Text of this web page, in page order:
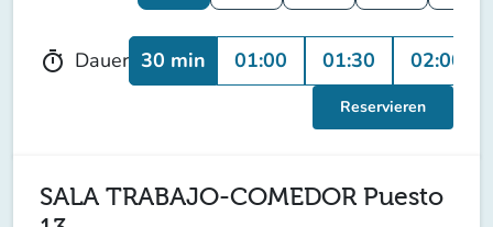
timer Dauer 30 min 01:00 01:30 02:00
Reservieren
SALA TRABAJO-COMEDOR Puesto